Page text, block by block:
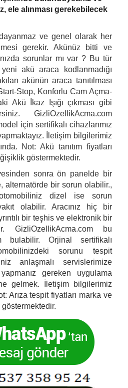
ele alınması gerekebilecek
ve genel olarak her
gerekir. Akünüz bitti ve
sorunlar mı var ? Bu tür
akü araca kodlanmadığı
akünün araca tanıtılması
Stop, Konforlu Cam Açma-
Akü İkaz Işığı çıkması gibi
GizliOzellikAcma.com
için sertifikalı cihazlarımız
İletişim bilgilerimiz
Not: Akü tanıtım fiyatları
göstermektedir.
sonra ön panelde bir
alternatörde bir sorun olabilir.,
dizel ise sorun
olabilir. Aracınız hiç bir
bir teşhis ve elektronik bir
GizliOzellikAcma.combu
bulabilir. Orjinal sertifikalı
sorunu tespit
anlaşmalı servislerimize
gereken uygulama
gelmek. İletişim bilgilerimiz
Arıza tespit fiyatları marka ve